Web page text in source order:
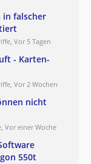
in falscher
Vor 5 Tagen
- Karten-
Vor 2 Wochen
nicht
Vor einer Woche
550t